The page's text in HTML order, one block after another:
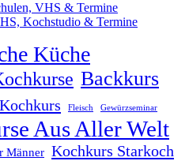
VHS & Termine
Kochstudio & Termine
Küche
Backkurs
Fleisch Gewürzseminar
Aus Aller Welt
Männer Kochkurs Starkoch